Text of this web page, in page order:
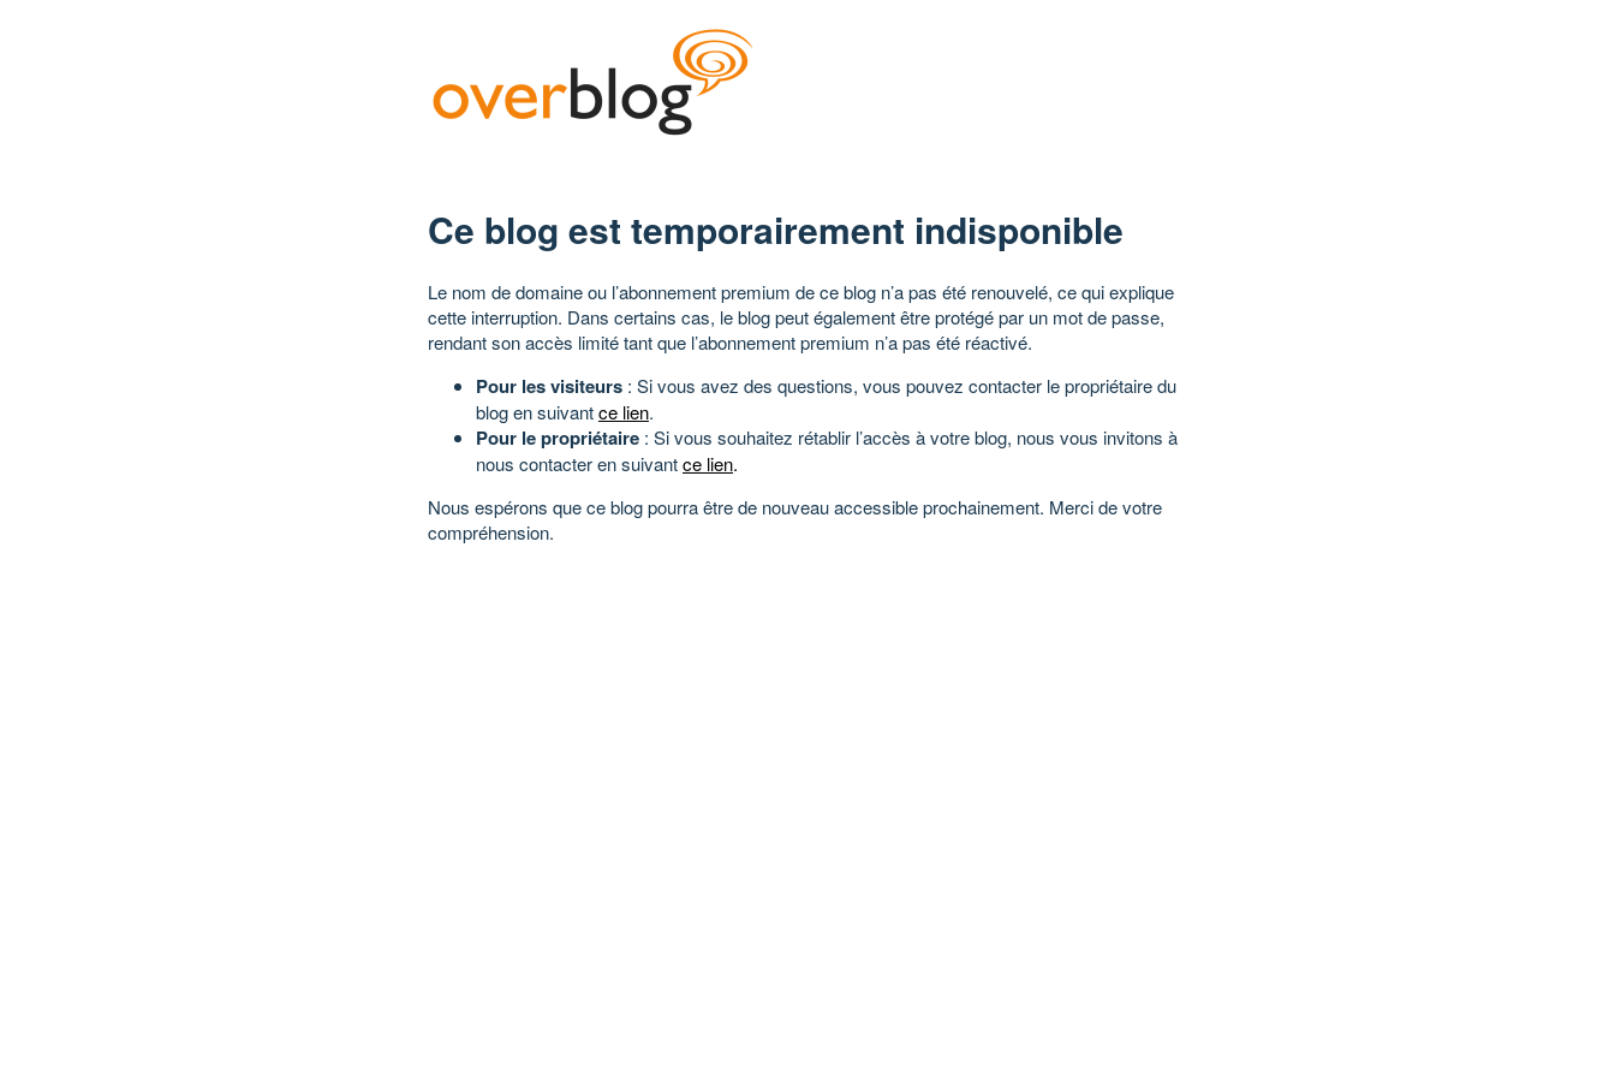
Ce blog est temporairement indisponible
Le nom de domaine ou l’abonnement premium de ce blog n’a pas été renouvelé, ce qui explique
cette interruption. Dans certains cas, le blog peut également être protégé par un mot de passe,
rendant son accès limité tant que l’abonnement premium n’a pas été réactivé.
Pour les visiteurs : Si vous avez des questions, vous pouvez contacter le propriétaire du
blog en suivantce lien.
Pour le propriétaire : Si vous souhaitez rétablir l’accès à votre blog, nous vous invitons à
nous contacter en suivantce lien.
Nous espérons que ce blog pourra être de nouveau accessible prochainement. Merci de votre
compréhension.